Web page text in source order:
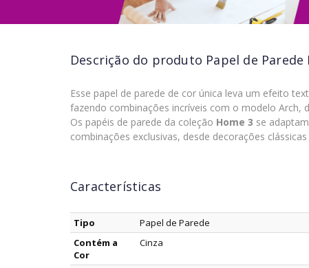
Descrição do produto Papel de Parede
Esse papel de parede de cor única leva um efeito
fazendo combinações incríveis com o modelo Arch,
Os papéis de parede da coleção Home 3 se
combinações exclusivas, desde decorações
Características
Tipo
Papel de Parede
Contém a
Cor
Cinza